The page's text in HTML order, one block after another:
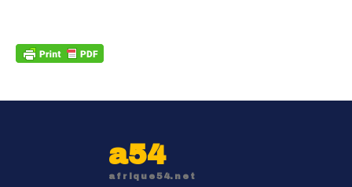
a54
afrique54.net